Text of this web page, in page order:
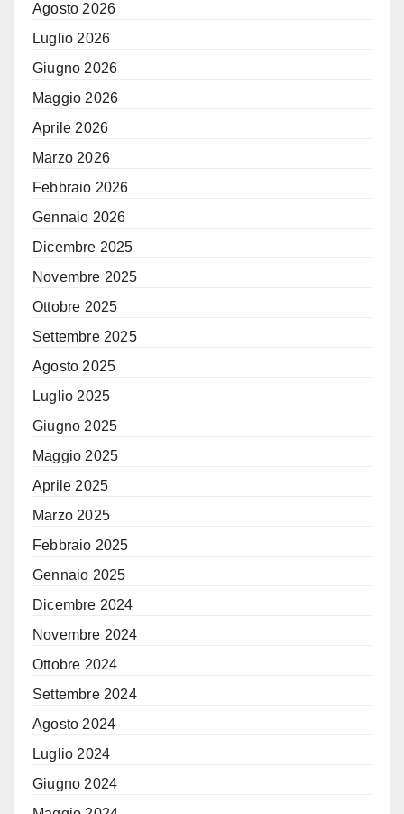
Agosto 2026
Luglio 2026
Giugno 2026
Maggio 2026
Aprile 2026
Marzo 2026
Febbraio 2026
Gennaio 2026
Dicembre 2025
Novembre 2025
Ottobre 2025
Settembre 2025
Agosto 2025
Luglio 2025
Giugno 2025
Maggio 2025
Aprile 2025
Marzo 2025
Febbraio 2025
Gennaio 2025
Dicembre 2024
Novembre 2024
Ottobre 2024
Settembre 2024
Agosto 2024
Luglio 2024
Giugno 2024